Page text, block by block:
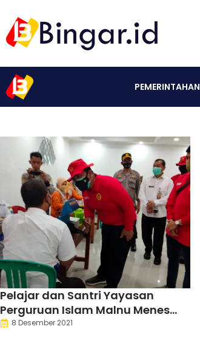
PEMERINTAHAN
Pelajar dan Santri Yayasan
Perguruan Islam Malnu Menes
Divaksin
8 Desember 2021